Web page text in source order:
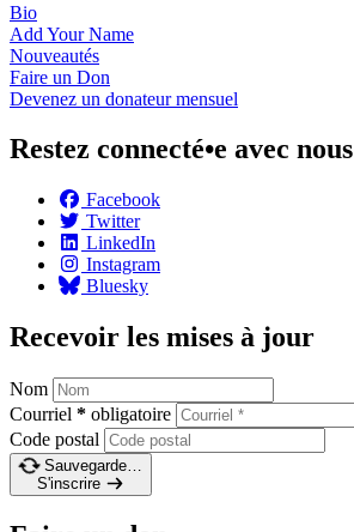
Bio
Add YourName
Nouveautés
Faire un Don
Devenez un donateurmensuel
Restez connecté•e avec nous
Facebook
Twitter
LinkedIn
Instagram
Bluesky
Recevoir les mises à jour
Nom
Courriel * obligatoire
Code postal
Sauvegarde…
S'inscrire